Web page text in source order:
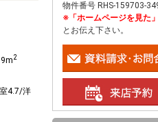
2
4.7/洋
物件番号 RHS-159703-
※「ホームページを見た」
とお伝え下さい。